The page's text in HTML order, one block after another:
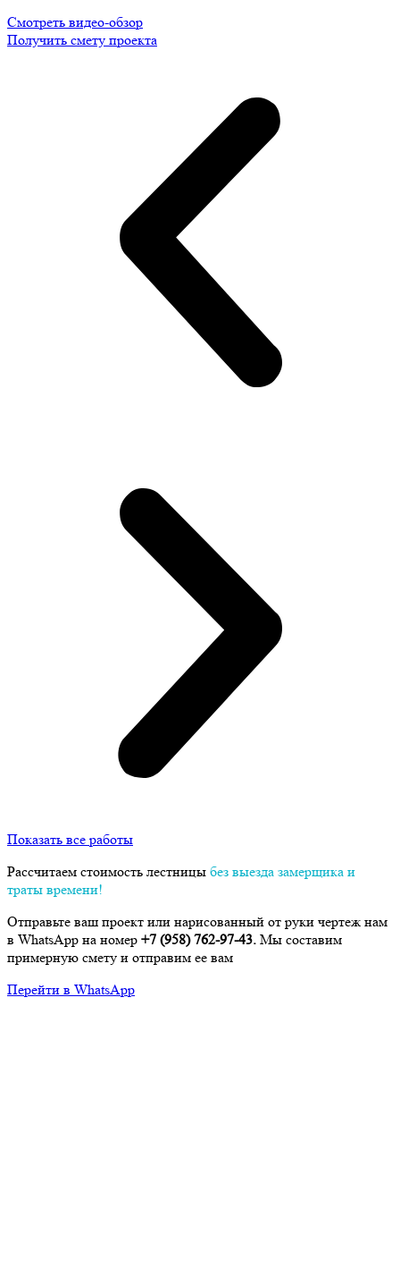
Смотреть видео-обзор
Получить смету проекта
Показать все работы
Рассчитаем стоимость лестницы без выезда замерщика и
траты времени!
Отправьте ваш проект или нарисованный от руки чертеж нам
в WhatsApp на номер +7 (958) 762-97-43. Мы составим
примерную смету и отправим ее вам
Перейти в WhatsApp